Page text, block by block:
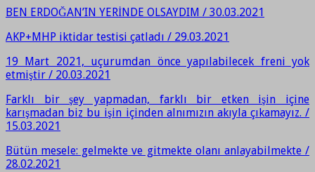
BEN ERDOĞAN’IN YERİNDE OLSAYDIM / 30.03.2021
AKP+MHP iktidar testisi çatladı / 29.03.2021
19 Mart 2021, uçurumdan önce yapılabilecek freni yok
etmiştir / 20.03.2021
Farklı bir şey yapmadan, farklı bir etken işin içine
karışmadan biz bu işin içinden alnımızın akıyla çıkamayız. /
15.03.2021
Bütün mesele: gelmekte ve gitmekte olanı anlayabilmekte /
28.02.2021